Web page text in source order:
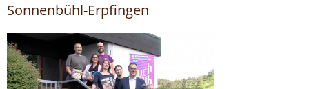
Sonnenbühl-Erpfingen
BuchAlb: Die erste Buchmesse auf der
Schwäbischen Alb